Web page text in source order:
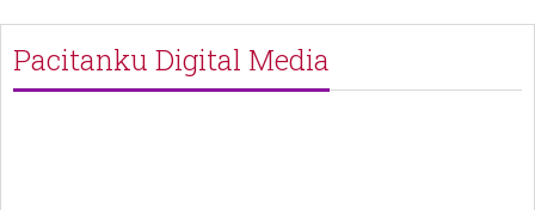
Pacitanku Digital Media